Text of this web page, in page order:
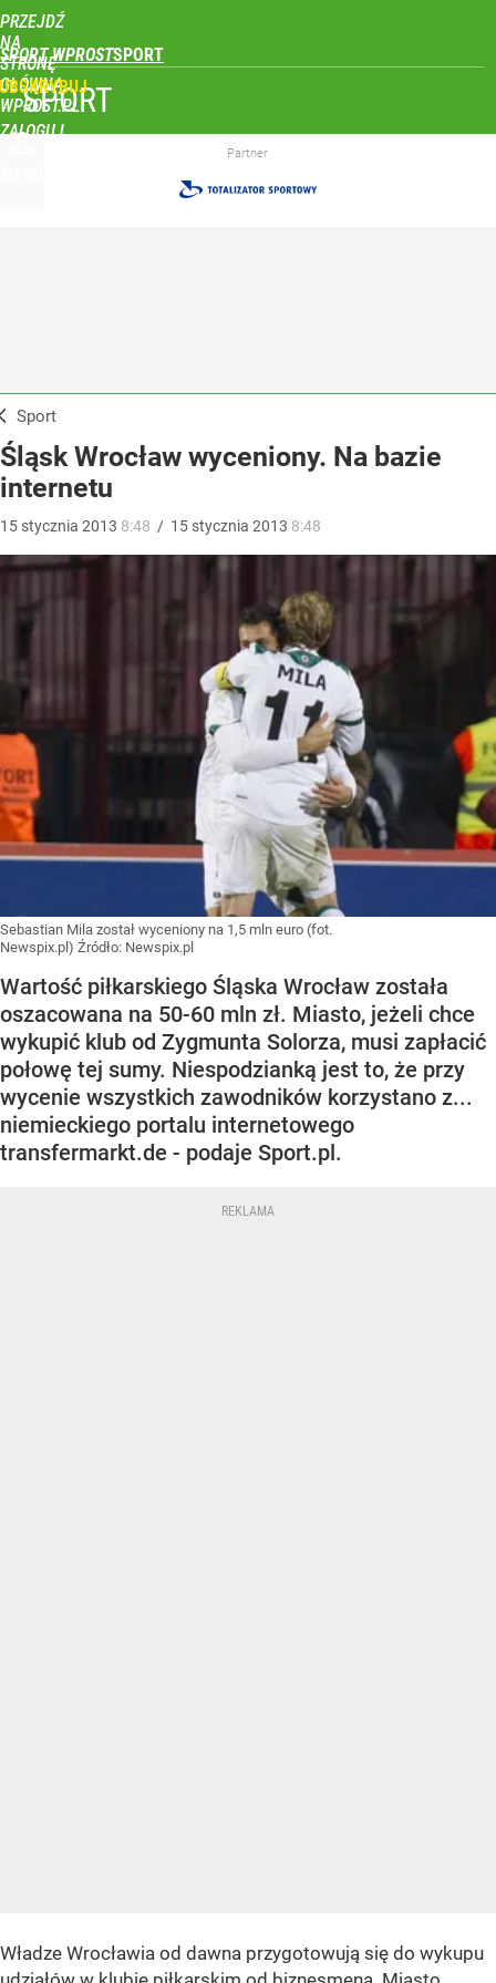
PRZEJDŹ
NA
STRONĘ
GŁÓWNĄ
WPROST.PL
SPORT WPROST
ZALOGUJ
SPORT
Partner
Sport
Śląsk Wrocław wyceniony. Na bazie
internetu
15 stycznia 2013 8:48 / 15 stycznia 2013 8:48
Sebastian Mila został wyceniony na 1,5 mln euro (fot.
Newspix.pl) Źródło: Newspix.pl
Wartość piłkarskiego Śląska Wrocław została
oszacowana na 50-60 mln zł. Miasto, jeżeli chce
wykupić klub od Zygmunta Solorza, musi zapłacić
połowę tej sumy. Niespodzianką jest to, że przy
wycenie wszystkich zawodników korzystano z...
niemieckiego portalu internetowego
transfermarkt.de - podaje Sport.pl.
Władze Wrocławia od dawna przygotowują się do wykupu